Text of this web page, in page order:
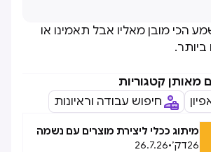
הכי מובן מאליו אבל תאמינו או
ביותר.
מאותן קטגוריות
חיפוש עבודה וראיונות
מיתוג ככלי ליצירת מוצרים עם נשמה
26דק׳•
26.7.26